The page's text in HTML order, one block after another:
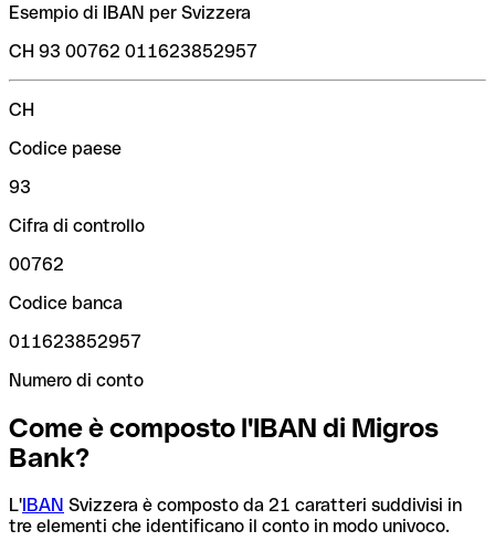
Esempio di IBAN per Svizzera
CH 93 00762 011623852957
CH
Codice paese
93
Cifra di controllo
00762
Codice banca
011623852957
Numero di conto
Come è composto l'IBAN di Migros
Bank?
L'IBAN Svizzera è composto da 21 caratteri suddivisi in
tre elementi che identificano il conto in modo univoco.